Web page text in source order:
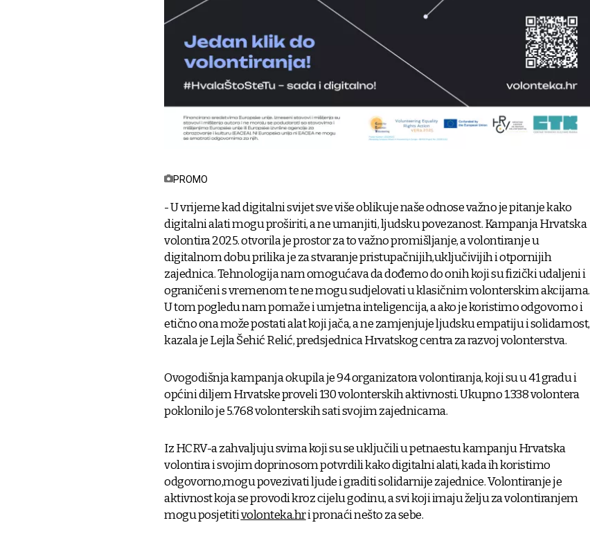
PROMO
- U vrijeme kad digitalni svijet sve više oblikuje naše odnose važno je pitanje kako
digitalni alati mogu proširiti, a ne umanjiti, ljudsku povezanost. Kampanja Hrvatska
volontira 2025. otvorila je prostor za to važno promišljanje, a volontiranje u
digitalnom dobu prilika je za stvaranje pristupačnijih,uključivijih i otpornijih
zajednica. Tehnologija nam omogućava da dođemo do onih koji su fizički udaljeni i
ograničeni s vremenom te ne mogu sudjelovati u klasičnim volonterskim akcijama.
U tom pogledu nam pomaže i umjetna inteligencija, a ako je koristimo odgovorno i
etično ona može postati alat koji jača, a ne zamjenjuje ljudsku empatiju i solidarnost,
kazala je Lejla Šehić Relić, predsjednica Hrvatskog centra za razvoj volonterstva.
Ovogodišnja kampanja okupila je 94 organizatora volontiranja, koji su u 41 gradu i
općini diljem Hrvatske proveli 130 volonterskih aktivnosti. Ukupno 1.338 volontera
poklonilo je 5.768 volonterskih sati svojim zajednicama.
Iz HCRV-a zahvaljuju svima koji su se uključili u petnaestu kampanju Hrvatska
volontira i svojim doprinosom potvrdili kako digitalni alati, kada ih koristimo
odgovorno,mogu povezivati ljude i graditi solidarnije zajednice. Volontiranje je
aktivnost koja se provodi kroz cijelu godinu, a svi koji imaju želju za volontiranjem
mogu posjetitivolonteka.hri pronaći nešto za sebe.